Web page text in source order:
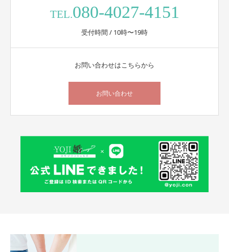
TEL.080-4027-4151
受付時間 / 10時〜19時
お問い合わせはこちらから
お問い合わせ